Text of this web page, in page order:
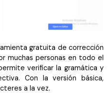
gratuita de corrección
muchas personas en todo el
verificar la gramática y
Con la versión básica,
a la vez.